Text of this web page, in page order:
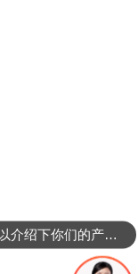
可以介绍下你们的产品么